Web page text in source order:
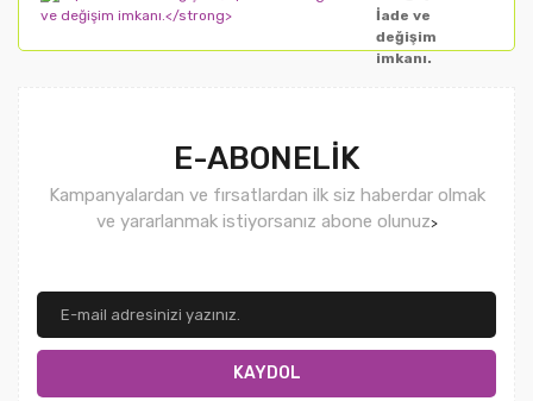
İade ve
değişim
imkanı.
E-ABONELİK
Kampanyalardan ve fırsatlardan ilk siz haberdar olmak
ve yararlanmak istiyorsanız abone olunuz>
KAYDOL